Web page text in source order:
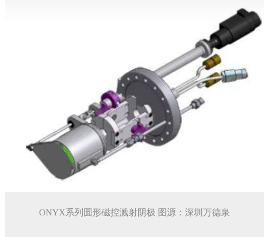
ONYX系列圆形磁控溅射阴极 图源：深圳万德泉